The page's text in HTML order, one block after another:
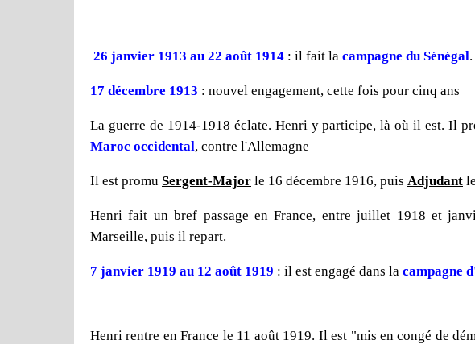
26 janvier 1913 au 22 août 1914 : il fait la campagne du Sénégal
17 décembre 1913 : nouvel engagement, cette fois pour cinq ans
La guerre de 1914-1918 éclate. Henri y participe, là où il est. Il
Maroc occidental, contre l'Allemagne
Il est promu Sergent-Major le 16 décembre 1916, puis Adjudant
Henri fait un bref passage en France, entre juillet 1918 et
Marseille, puis il repart.
7 janvier 1919 au 12 août 1919 : il est engagé dans la campagne
Henri rentre en France le 11 août 1919. Il est "mis en congé de